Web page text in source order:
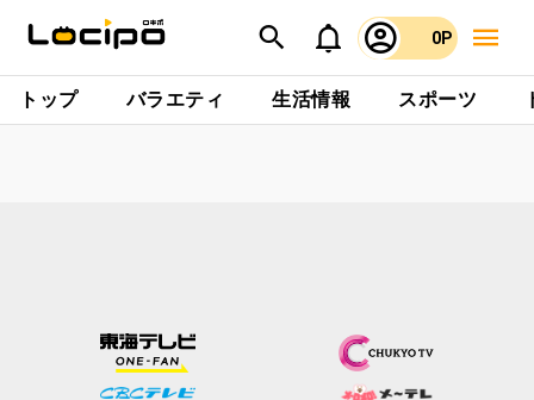
0P
トップ バラエティ 生活情報 スポーツ